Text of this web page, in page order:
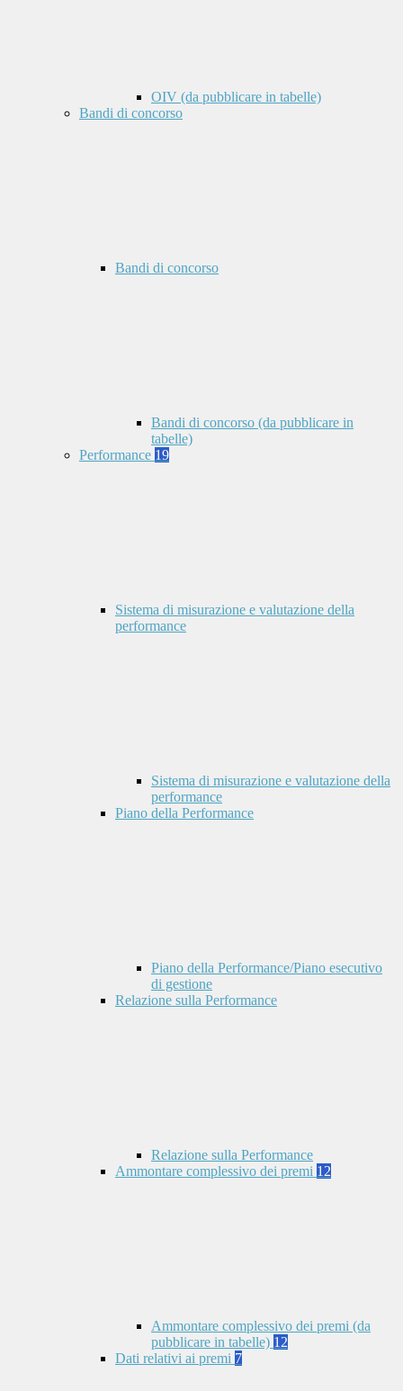
OIV (da pubblicare in tabelle)
Bandi di concorso
Bandi di concorso
Bandi di concorso (da pubblicare in
tabelle)
Performance 19
Sistema di misurazione e valutazione della
performance
Sistema di misurazione e valutazione della
performance
Piano della Performance
Piano della Performance/Piano esecutivo
di gestione
Relazione sulla Performance
Relazione sulla Performance
Ammontare complessivo dei premi 12
Ammontare complessivo dei premi (da
pubblicare in tabelle) 12
Dati relativi ai premi 7